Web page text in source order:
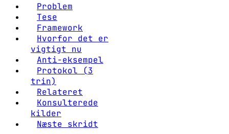
Problem
Tese
Framework
Hvorfor det er
vigtigt nu
Anti-eksempel
Protokol (3
trin)
Relateret
Konsulterede
kilder
Næste skridt